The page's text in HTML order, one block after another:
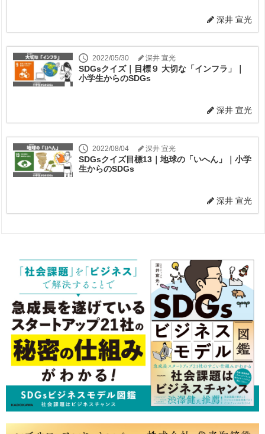
深井 宣光
2022/05/30 深井 宣光
SDGsクイズ｜目標９ 大切な「インフラ」｜
小学生からのSDGs
深井 宣光
2022/08/04 深井 宣光
SDGsクイズ目標13｜地球の「いへん」｜小学
生からのSDGs
深井 宣光